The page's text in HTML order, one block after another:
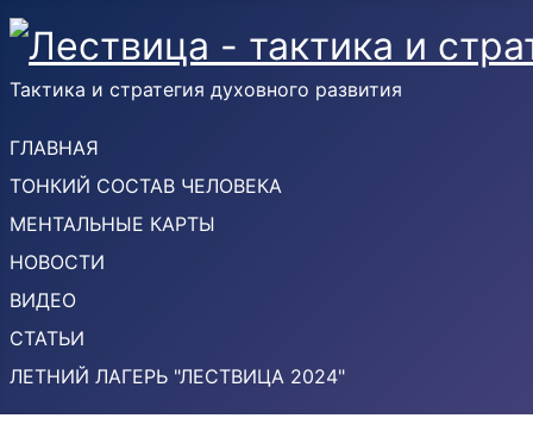
Тактика и стратегия духовного развития
ГЛАВНАЯ
ТОНКИЙ СОСТАВ ЧЕЛОВЕКА
МЕНТАЛЬНЫЕ КАРТЫ
НОВОСТИ
ВИДЕО
СТАТЬИ
ЛЕТНИЙ ЛАГЕРЬ "ЛЕСТВИЦА 2024"